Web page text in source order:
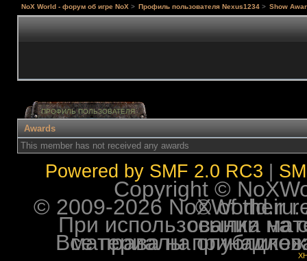
NoX World - форум об игре NoX > Профиль пользователя Nexus1234 > Show
ПРОФИЛЬ ПОЛЬЗОВАТЕЛЯ
Awards
This member has not received any awards
Powered by SMF 2.0 RC3
Copyright ©
© 2009-2026 NoXWorld.ru. All
При использовании
Все права на опубликованные на форуме